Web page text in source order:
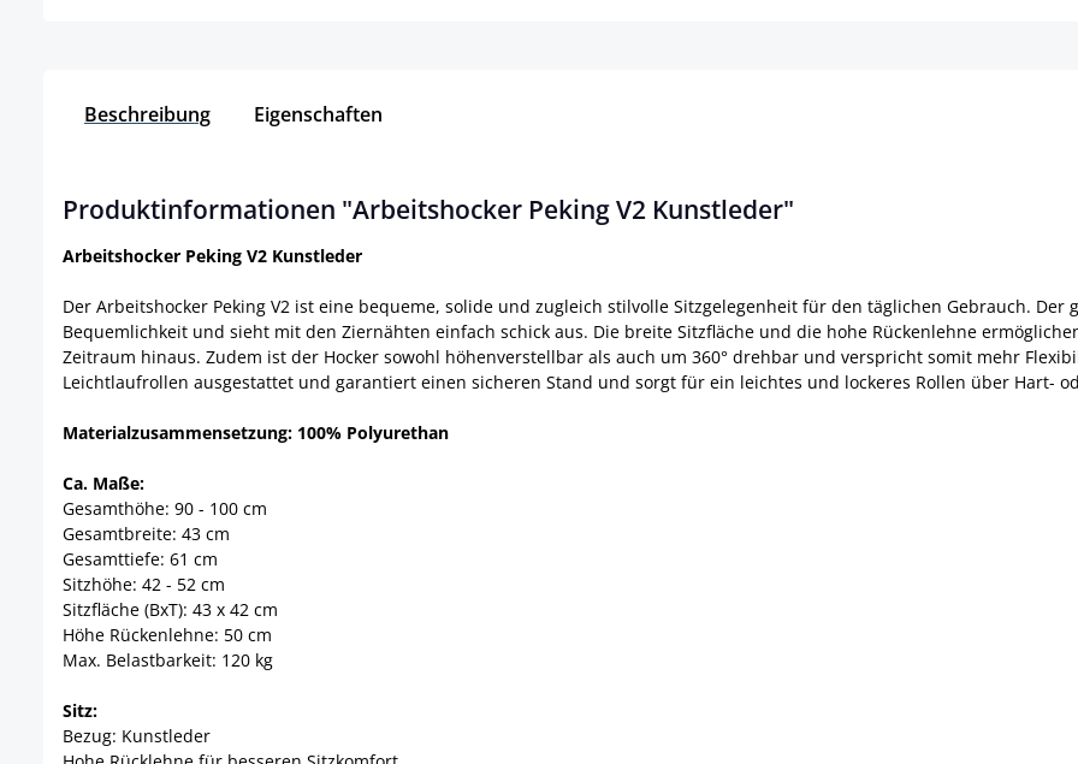
Beschreibung Eigenschaften
Produktinformationen "Arbeitshocker Peking V2 Kunstleder"
Arbeitshocker Peking V2 Kunstleder
Der Arbeitshocker Peking V2 ist eine bequeme, solide und zugleich stilvolle Sitzgelegenheit für den täglichen Gebrauch.
Bequemlichkeit und sieht mit den Ziernähten einfach schick aus. Die breite Sitzfläche und die hohe Rückenlehne
Zeitraum hinaus. Zudem ist der Hocker sowohl höhenverstellbar als auch um 360° drehbar und verspricht somit mehr
Leichtlaufrollen ausgestattet und garantiert einen sicheren Stand und sorgt für ein leichtes und lockeres Rollen über Hart-
Materialzusammensetzung: 100% Polyurethan
Ca. Maße:
Gesamthöhe: 90 - 100 cm
Gesamtbreite: 43 cm
Gesamttiefe: 61 cm
Sitzhöhe: 42 - 52 cm
Sitzfläche (BxT): 43 x 42 cm
Höhe Rückenlehne: 50 cm
Max. Belastbarkeit: 120 kg
Sitz:
Bezug: Kunstleder